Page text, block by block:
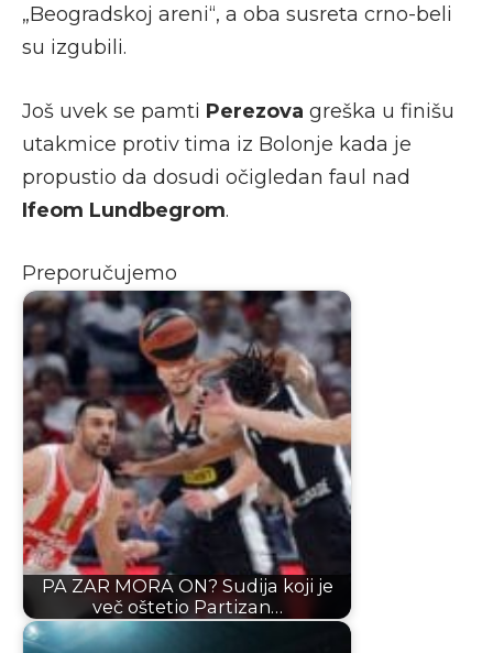
„Beogradskoj areni“, a oba susreta crno-beli
su izgubili.
Još uvek se pamti Perezova greška u finišu
utakmice protiv tima iz Bolonje kada je
propustio da dosudi očigledan faul nad
Ifeom Lundbegrom.
Preporučujemo
PA ZAR MORA ON? Sudija koji je
več oštetio Partizan…